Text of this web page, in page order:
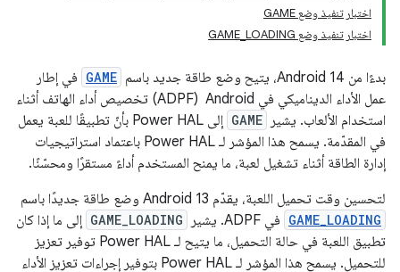
اختبار تنفيذ وضع GAME
اختبار تنفيذ وضع GAME_LOADING
بدءًا من Android 14، يتيح وضع طاقة جديد باسم GAME في إطار
عمل الأداء الديناميكي في Android ‏ (ADPF) تخصيص أداء الهاتف أثناء
استخدام الألعاب. يشير
GAME
إلى Power HAL بأنّ تطبيقًا للعبة يعمل
في المقدّمة. يسمح هذا المؤشر لـ Power HAL باعتماد استراتيجيات
إدارة الطاقة أثناء تشغيل لعبة، ما يمنح المستخدم أداءً مستقرًا ومحسّنًا.
لتحسين وقت تحميل اللعبة، يقدّم Android 13 وضع طاقة جديدًا باسم
GAME_LOADING في ADPF. يشير GAME_LOADING إلى ما إذا كان
تطبيق اللعبة في حالة التحميل، ما يتيح لـ Power HAL توفير تعزيز
للتحميل. يسمح هذا المؤشر لـ Power HAL بتوفير إجراءات تعزيز الأداء